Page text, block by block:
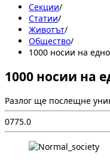
Секции/
Статии/
Животът/
Общество/
1000 носии на
1000 носии на
Разлог ще послещне
0775.0